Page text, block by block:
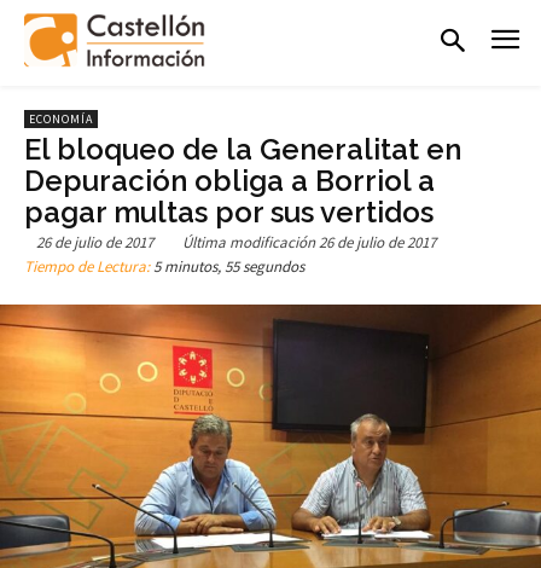
ECONOMÍA
El bloqueo de la Generalitat en
Depuración obliga a Borriol a
pagar multas por sus vertidos
26 de julio de 2017 Última modificación26 de julio de 2017
Tiempo de Lectura:5 minutos, 55 segundos